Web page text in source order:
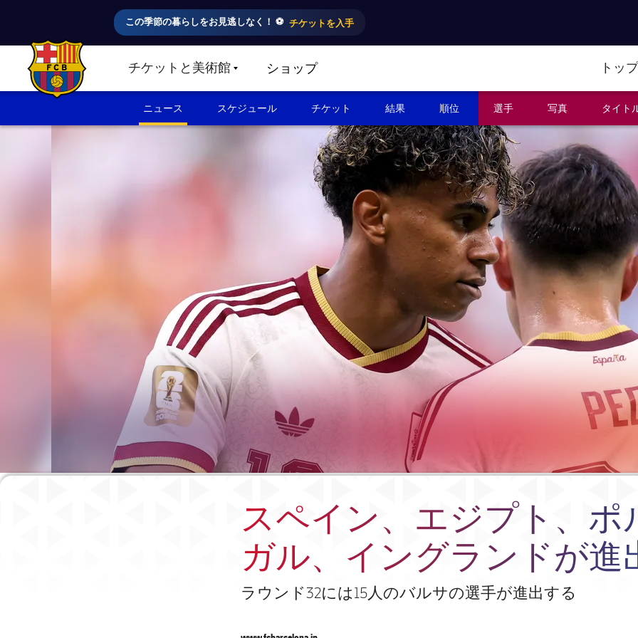
この季節の暮らしをお見逃しなく！ ⚽️ チケットを入手
FC Barcelona club badge チケットと美術館LABEL.SHARE.CARETDOWNショップ トッ
ニュース スケジュール チケット 結果 順位 選手 写真 タイト
スペイン、エジプト、ポ
ガル、イングランドが進
ラウンド32には15人のバルサの選手が進出する